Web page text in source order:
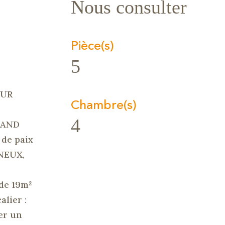
paix
19m²
:
un
Nous consulter
Pièce(s)
5
Chambre(s)
4